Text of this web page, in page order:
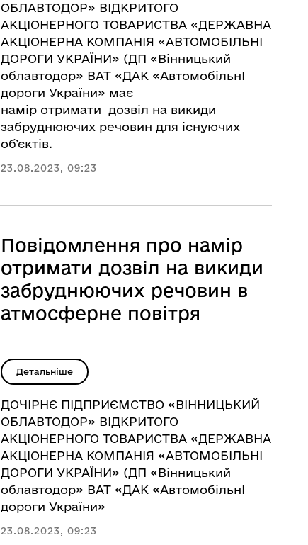
ОБЛАВТОДОР» ВІДКРИТОГО
АКЦІОНЕРНОГО ТОВАРИСТВА «ДЕРЖАВНА
АКЦІОНЕРНА КОМПАНІЯ «АВТОМОБІЛЬНІ
ДОРОГИ УКРАЇНИ» (ДП «Вінницький
облавтодор» ВАТ «ДАК «АвтомобільнІ
дороги України» має
намір отримати дозвіл на викиди
забруднюючих речовин для існуючих
об’єктів.
23.08.2023, 09:23
Повідомлення про намір
отримати дозвіл на викиди
забруднюючих речовин в
атмосферне повітря
Детальніше
ДОЧІРНЄ ПІДПРИЄМСТВО «ВІННИЦЬКИЙ
ОБЛАВТОДОР» ВІДКРИТОГО
АКЦІОНЕРНОГО ТОВАРИСТВА «ДЕРЖАВНА
АКЦІОНЕРНА КОМПАНІЯ «АВТОМОБІЛЬНІ
ДОРОГИ УКРАЇНИ» (ДП «Вінницький
облавтодор» ВАТ «ДАК «АвтомобільнІ
дороги України»
23.08.2023, 09:23